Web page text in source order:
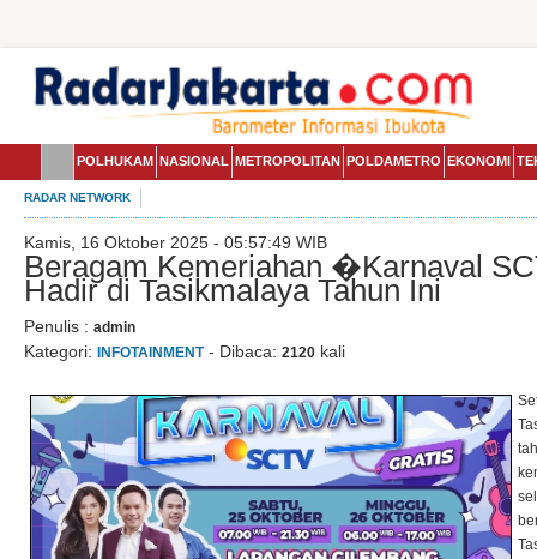
POLHUKAM NASIONAL METROPOLITAN POLDAMETRO EKONOMI
RADAR NETWORK
Kamis, 16 Oktober 2025 - 05:57:49 WIB
Beragam Kemeriahan �Karnaval
Hadir di Tasikmalaya Tahun Ini
Penulis : admin
Kategori: INFOTAINMENT- Dibaca: 2120 kali